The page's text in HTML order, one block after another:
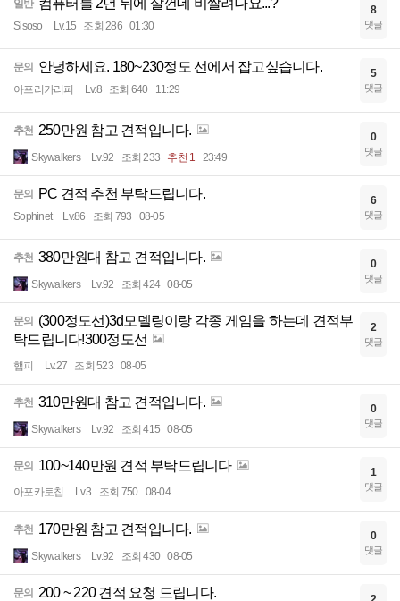
일반 컴퓨터를 2년 뒤에 살껀데 비쌀려나요...?
Sisoso Lv.15 조회 286 01:30
8
댓글
문의 안녕하세요. 180~230정도 선에서 잡고싶습니다.
아프리카리퍼 Lv.8 조회 640 11:29
5
댓글
추천 250만원 참고 견적입니다.
Skywalkers Lv.92 조회 233 추천 1 23:49
0
댓글
문의 PC 견적 추천 부탁드립니다.
Sophinet Lv.86 조회 793 08-05
6
댓글
추천 380만원대 참고 견적입니다.
Skywalkers Lv.92 조회 424 08-05
0
댓글
문의
(300정도선)3d모델링이랑 각종 게임을 하는데 견적부
탁드립니다!300정도선
햅피 Lv.27 조회 523 08-05
2
댓글
추천 310만원대 참고 견적입니다.
Skywalkers Lv.92 조회 415 08-05
0
댓글
문의 100~140만원 견적 부탁드립니다
아포카토칩 Lv.3 조회 750 08-04
1
댓글
추천 170만원 참고 견적입니다.
Skywalkers Lv.92 조회 430 08-05
0
댓글
문의 200 ~ 220 견적 요청 드립니다.